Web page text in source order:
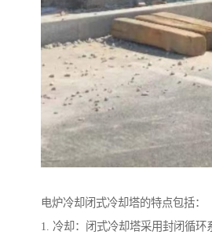
电炉冷却闭式冷却塔的特点包括：
1. 冷却：闭式冷却塔采用封闭循环